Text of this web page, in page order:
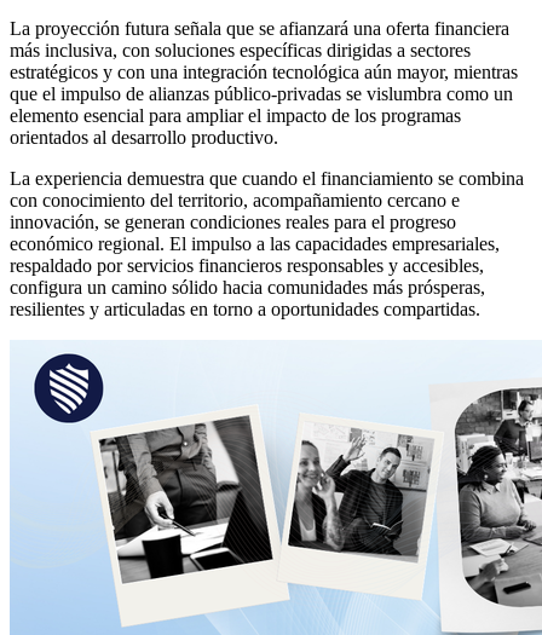
La proyección futura señala que se afianzará una oferta financiera
más inclusiva, con soluciones específicas dirigidas a sectores
estratégicos y con una integración tecnológica aún mayor, mientras
que el impulso de alianzas público-privadas se vislumbra como un
elemento esencial para ampliar el impacto de los programas
orientados al desarrollo productivo.
La experiencia demuestra que cuando el financiamiento se combina
con conocimiento del territorio, acompañamiento cercano e
innovación, se generan condiciones reales para el progreso
económico regional. El impulso a las capacidades empresariales,
respaldado por servicios financieros responsables y accesibles,
configura un camino sólido hacia comunidades más prósperas,
resilientes y articuladas en torno a oportunidades compartidas.